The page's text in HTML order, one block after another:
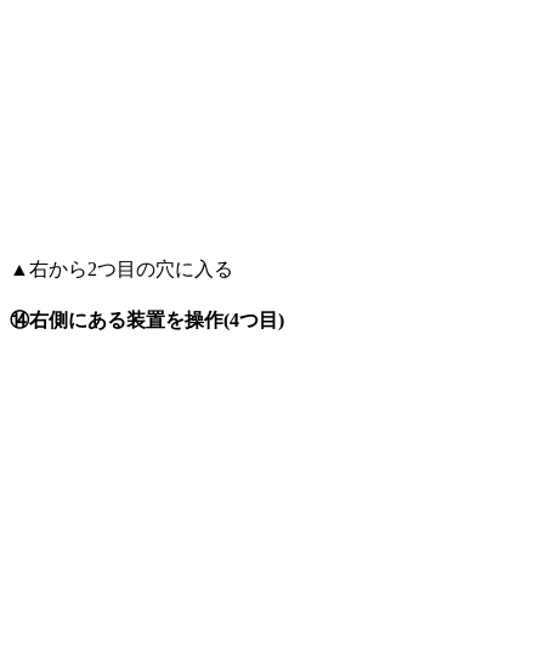
▲右から2つ目の穴に入る
⑭右側にある装置を操作(4つ目)